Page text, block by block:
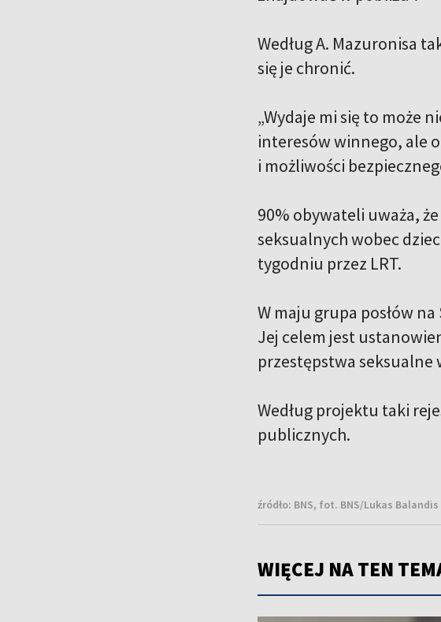
Według A. Mazuronisa
się je chronić.
„Wydaje mi się to może
interesów winnego, ale
i możliwości
90% obywateli uważa,
seksualnych wobec
tygodniu przez LRT.
W maju grupa posłów
Jej celem jest
przestępstwa
Według projektu taki
publicznych.
źródło: BNS, fot. BNS/Lukas Balandis
WIĘCEJ NA TEN